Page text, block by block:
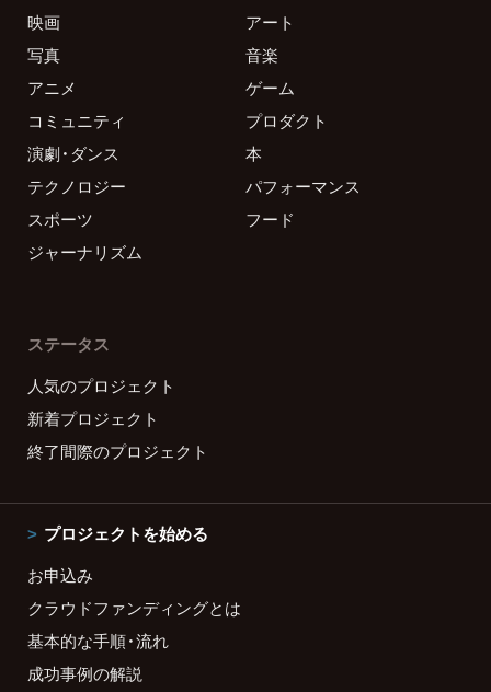
映画
アート
写真
音楽
アニメ
ゲーム
コミュニティ
プロダクト
演劇・ダンス
本
テクノロジー
パフォーマンス
スポーツ
フード
ジャーナリズム
ステータス
人気のプロジェクト
新着プロジェクト
終了間際のプロジェクト
プロジェクトを始める
お申込み
クラウドファンディングとは
基本的な手順・流れ
成功事例の解説